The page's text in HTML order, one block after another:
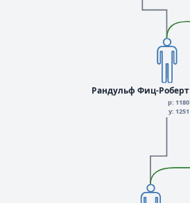
Рандульф Фиц-Роберт
р: 1180
у: 1251